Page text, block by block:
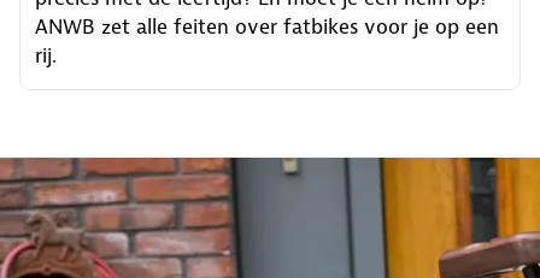
ANWB zet alle feiten over fatbikes voor je op een
rij.